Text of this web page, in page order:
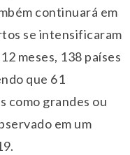
continuará em
se intensificaram
meses, 138 países
que 61
como grandes ou
em um